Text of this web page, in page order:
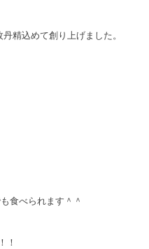
精込めて創り上げました。
食べられます＾＾
！